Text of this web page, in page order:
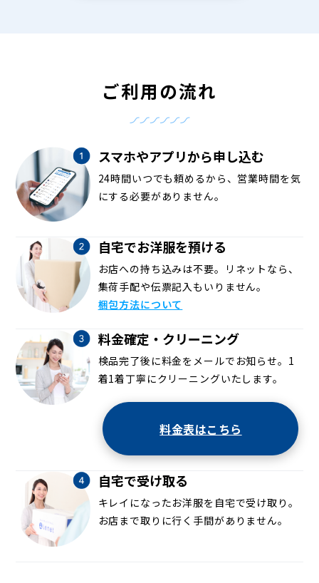
ご利用の流れ
スマホやアプリから申し込む
24時間いつでも頼めるから、営業時間を気
にする必要がありません。
自宅でお洋服を預ける
お店への持ち込みは不要。リネットなら、
集荷手配や伝票記入もいりません。
梱包方法について
料金確定・クリーニング
検品完了後に料金をメールでお知らせ。1
着1着丁寧にクリーニングいたします。
料金表はこちら
自宅で受け取る
キレイになったお洋服を自宅で受け取り。
お店まで取りに行く手間がありません。